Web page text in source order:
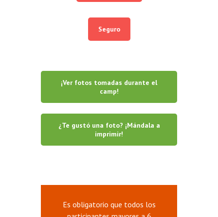
Seguro
¡Ver fotos tomadas durante el
camp!
¿Te gustó una foto? ¡Mándala a
imprimir!
Es obligatorio que todos los